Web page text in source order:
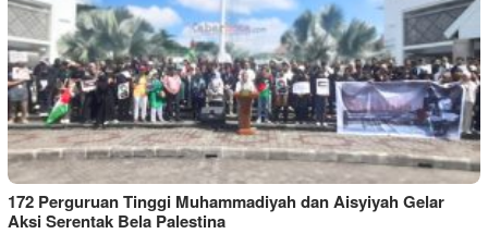
172 Perguruan Tinggi Muhammadiyah dan Aisyiyah Gelar
Aksi Serentak Bela Palestina